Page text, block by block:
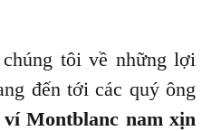
tôi về những lợi
đến tới các quý ông
ví Montblanc nam xịn